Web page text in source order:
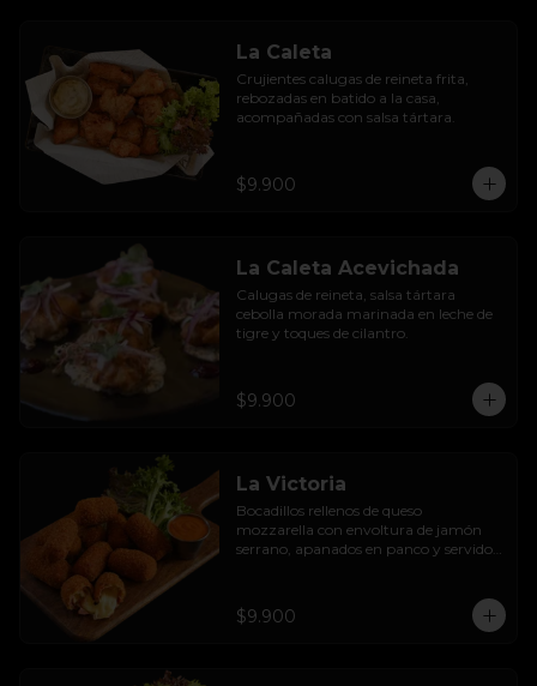
La Caleta
Crujientes calugas de reineta frita,
rebozadas en batido a la casa,
acompañadas con salsa tártara.
$9.900
La Caleta Acevichada
Calugas de reineta, salsa tártara
cebolla morada marinada en leche de
tigre y toques de cilantro.
$9.900
La Victoria
Bocadillos rellenos de queso
mozzarella con envoltura de jamón
serrano, apanados en panco y servidos
$9.900